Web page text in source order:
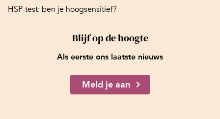
HSP-test: ben je hoogsensitief?
Blijf op de hoogte
Als eerste ons laatste nieuws
Meld je aan